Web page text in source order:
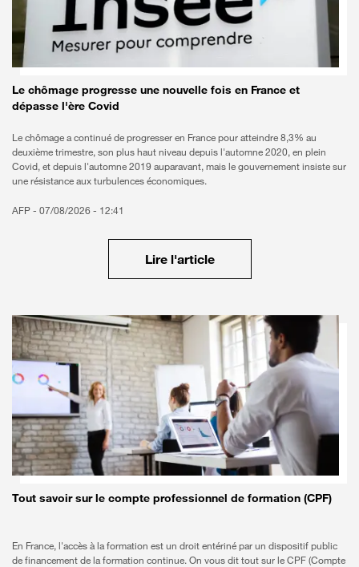
Bon à savoir
Le chômage progresse une nouvelle fois en France et
dépasse l'ère Covid
Le chômage a continué de progresser en France pour atteindre 8,3% au
deuxième trimestre, son plus haut niveau depuis l'automne 2020, en plein
Covid, et depuis l'automne 2019 auparavant, mais le gouvernement insiste sur
une résistance aux turbulences économiques.
AFP - 07/08/2026 - 12:41
Lire l'article
Tout savoir sur le compte professionnel de formation (CPF)
En France, l'accès à la formation est un droit entériné par un dispositif public
de financement de la formation continue. On vous dit tout sur le CPF (Compte